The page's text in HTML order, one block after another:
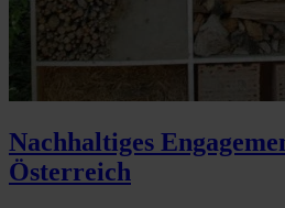
Nachhaltiges
Österreich